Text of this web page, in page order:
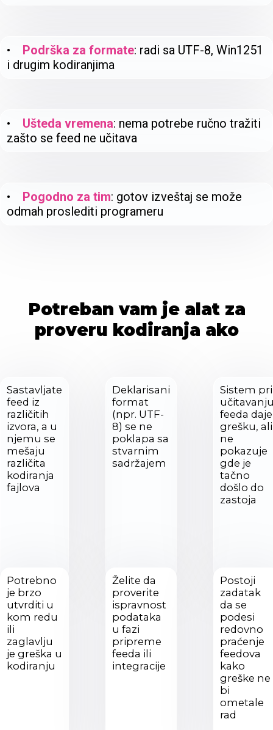
• Podrška za formate: radi sa UTF-8, Win1251
i drugim kodiranjima
• Ušteda vremena: nema potrebe ručno tražiti
zašto se feed ne učitava
• Pogodno za tim: gotov izveštaj se može
odmah proslediti programeru
Potreban vam je alat za
proveru kodiranja ako
Sastavljate
feed iz
različitih
izvora, a u
njemu se
mešaju
različita
kodiranja
fajlova
Deklarisani
format
(npr. UTF-
8) se ne
poklapa sa
stvarnim
sadržajem
Sistem pri
feeda daje
grešku, ali
ne
pokazuje
gde je
tačno
došlo do
zastoja
Potrebno
je brzo
utvrditi u
kom redu
ili
zaglavlju
je greška u
kodiranju
Želite da
proverite
ispravnost
podataka
u fazi
pripreme
feeda ili
integracije
Postoji
zadatak
da se
podesi
redovno
praćenje
feedova
kako
greške ne
bi
ometale
rad